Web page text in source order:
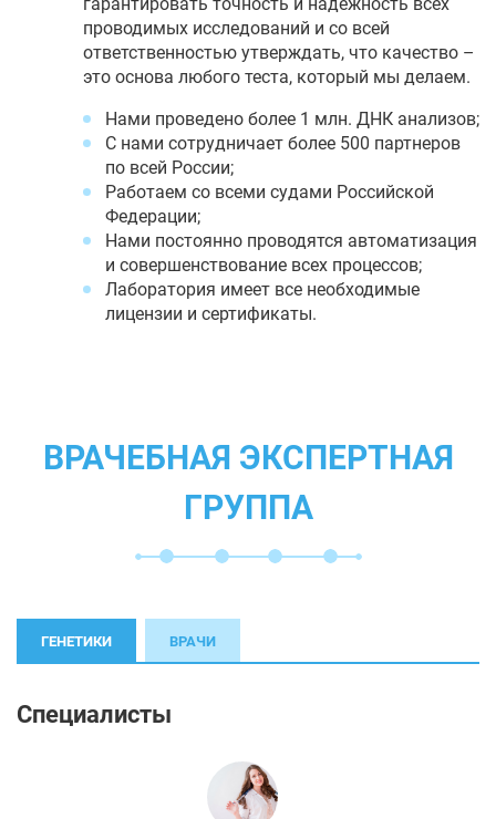
проводимых исследований и со всей
ответственностью утверждать, что качество –
это основа любого теста, который мы делаем.
Нами проведено более 1 млн. ДНК анализов;
С нами сотрудничает более 500 партнеров
по всей России;
Работаем со всеми судами Российской
Федерации;
Нами постоянно проводятся автоматизация
и совершенствование всех процессов;
Лаборатория имеет все необходимые
лицензии и сертификаты.
ВРАЧЕБНАЯ ЭКСПЕРТНАЯ
ГРУППА
ГЕНЕТИКИ ВРАЧИ
Специалисты